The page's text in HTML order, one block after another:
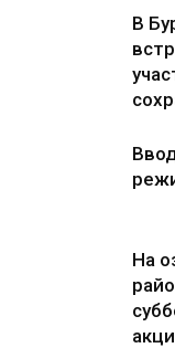
В
На